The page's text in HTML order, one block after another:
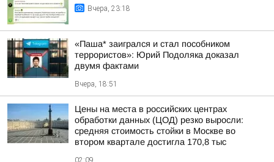
Вчера, 23:18
«Паша* заигрался и стал пособником
террористов»: Юрий Подоляка доказал
двумя фактами
Вчера, 18:51
Цены на места в российских центрах
обработки данных (ЦОД) резко выросли:
средняя стоимость стойки в Москве во
втором квартале достигла 170,8 тыс
02:09